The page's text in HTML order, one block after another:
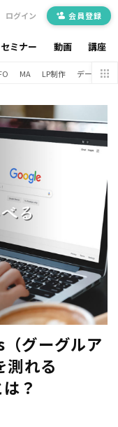
セミナー 動画 講座
ログイン 会員登録
MA LP制作 データ分析
グーグルア
測れる
？